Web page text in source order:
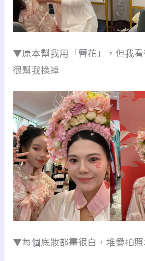
▼原本幫我用「簪花」，但我
很幫我換掉
▼每個底妝都畫很白，堆疊拍照